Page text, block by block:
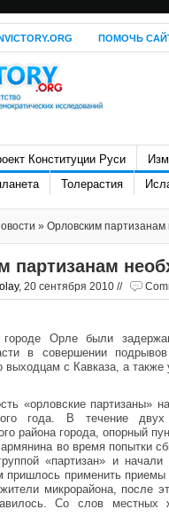
ПОМОЧЬ
Конституции Руси
Толерастия
» Орловским
партизанам
, 20 сентября 2010 //
городе Орле были
в совершении
выходцам с Кавказа, а также
«орловские партизаны»
года. В течение
района города, опорный
во время попытки
«партизан» и
применить
микрорайона, после
Со слов местных